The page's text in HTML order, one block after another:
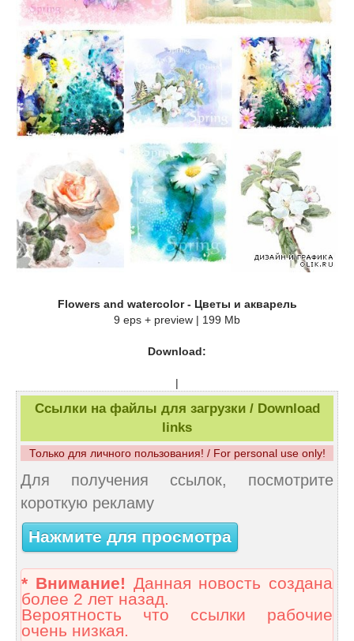
Flowers and watercolor - Цветы и акварель
9 eps + preview | 199 Mb
Download:
|
Ссылки на файлы для загрузки / Download
links
Только для личного пользования! / For personal use only!
Для получения ссылок, посмотрите
короткую рекламу
Нажмите для просмотра
* Внимание! Данная новость создана
более 2 лет назад.
Вероятность что ссылки рабочие
очень низкая.